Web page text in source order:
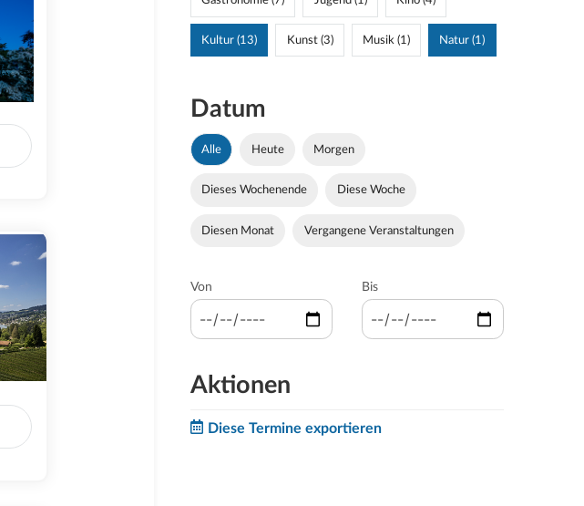
Kultur (13) Kunst (3) Musik (1) Natur (1)
Datum
Alle Heute Morgen
Dieses Wochenende Diese Woche
Diesen Monat Vergangene Veranstaltungen
Von Bis
Aktionen
Diese Termine exportieren